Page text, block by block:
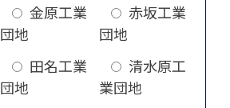
金原工業
団地
赤坂工業
団地
田名工業
団地
清水原工
業団地